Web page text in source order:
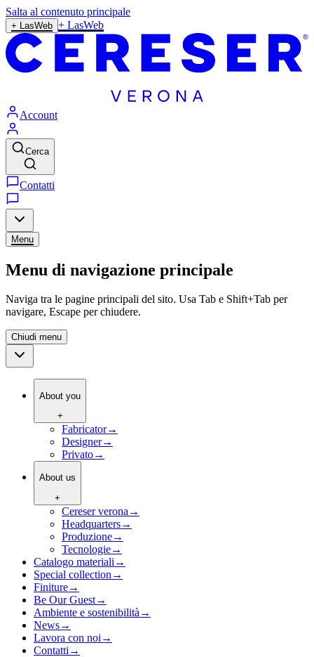
Salta al contenuto principale
+ LasWeb + LasWeb
Account
Cerca
Contatti
Menu
Menu di navigazione principale
Naviga tra le pagine principali del sito. Usa Tab e Shift+Tab per
navigare, Escape per chiudere.
Chiudi menu
About you
+
Fabricator→
Designer→
Privato→
About us
+
Cereser verona →
Headquarters→
Produzione→
Tecnologie→
Catalogo materiali →
Special collection →
Finiture→
Be Our Guest→
Ambiente e sostenibilità →
News→
Lavora con noi →
Contatti →